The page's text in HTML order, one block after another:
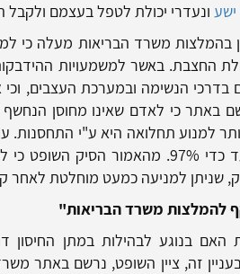
ישע ונעדרי יכולת לטפל בעצמם
בהמלצות משרד הבריאות מעלה
החצבת. באשר למשמעויות
למנוע תחלואה היא ע"י התחסנות.
המחלה היא גבוהה מאד, עד כדי 97%.
שניתן למניעה כמעט מוחלטת לאחר
להמלצות משרד הבריאות"
האם בנוגע לבהילות במתן
זה, ציין השופט, נרשם באתר